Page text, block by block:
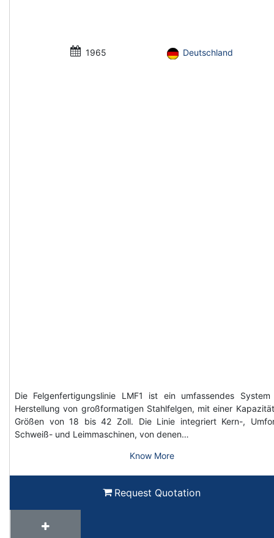
1965 Deutschland
Die Felgenfertigungslinie LMF1 ist ein umfassendes
Herstellung von großformatigen Stahlfelgen, mit einer
Größen von 18 bis 42 Zoll. Die Linie integriert Kern-,
Schweiß- und Leimmaschinen, von denen…
Know More
Request Quotation